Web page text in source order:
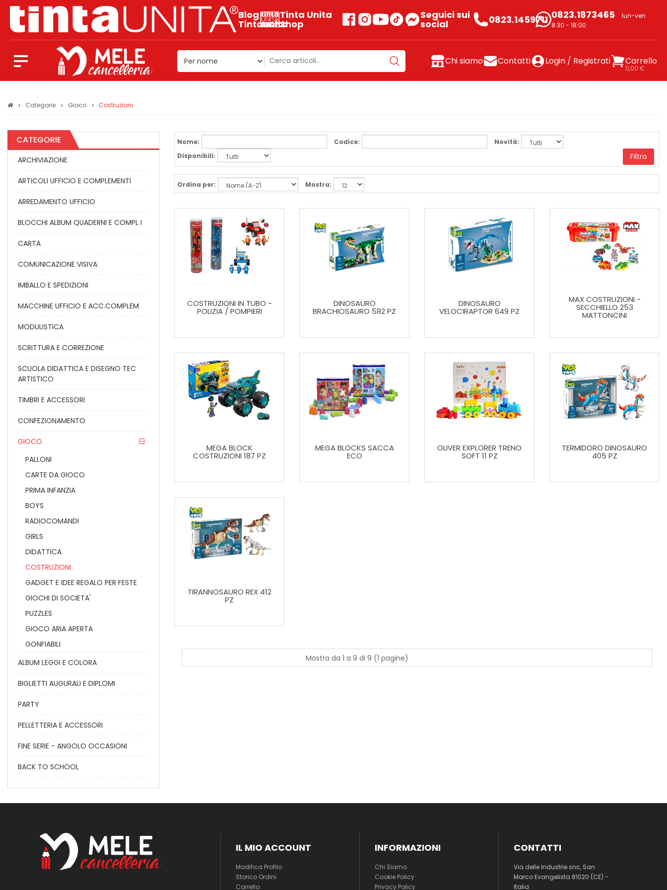
Blog
Tintaunita
Tinta Unita
Shop
Seguici sui
social 0823.1459711 0823.1873465
lun-ven
8:30 - 18:00
Chi siamo Contatti Login / Registrati Carrello
0,00 €
Categorie Gioco Costruzioni
CATEGORIE
ARCHIVIAZIONE
ARTICOLI UFFICIO E COMPLEMENTI
ARREDAMENTO UFFICIO
BLOCCHI ALBUM QUADERNI E COMPL I
CARTA
COMUNICAZIONE VISIVA
IMBALLO E SPEDIZIONI
MACCHINE UFFICIO E ACC.COMPLEM
MODULISTICA
SCRITTURA E CORREZIONE
SCUOLA DIDATTICA E DISEGNO TEC
ARTISTICO
TIMBRI E ACCESSORI
CONFEZIONAMENTO
GIOCO
PALLONI
CARTE DA GIOCO
PRIMA INFANZIA
BOYS
RADIOCOMANDI
GIRLS
DIDATTICA
COSTRUZIONI
GADGET E IDEE REGALO PER FESTE
GIOCHI DI SOCIETA'
PUZZLES
GIOCO ARIA APERTA
GONFIABILI
ALBUM LEGGI E COLORA
BIGLIETTI AUGURALI E DIPLOMI
PARTY
PELLETTERIA E ACCESSORI
FINE SERIE - ANGOLO OCCASIONI
BACK TO SCHOOL
Nome: Codice:
Novità:
Disponibili:
Filtra
Ordina per: Mostra:
COSTRUZIONI IN TUBO -
POLIZIA / POMPIERI
DINOSAURO
BRACHIOSAURO 582 PZ
DINOSAURO
VELOCIRAPTOR 649 PZ
MAX COSTRUZIONI -
SECCHIELLO 253
MATTONCINI
MEGA BLOCK
COSTRUZIONI 187 PZ
MEGA BLOCKS SACCA
ECO
OLIVER EXPLORER TRENO
SOFT 11 PZ
TERMIDORO DINOSAURO
405 PZ
TIRANNOSAURO REX 412
PZ
Mostra da 1 a 9 di 9 (1 pagine)
IL MIO ACCOUNT
Modifica Profilo
Storico Ordini
Carrello
INFORMAZIONI
Chi Siamo
Cookie Policy
Privacy Policy
CONTATTI
Via delle Industrie snc, San
Marco Evangelista 81020 (CE) -
Italia